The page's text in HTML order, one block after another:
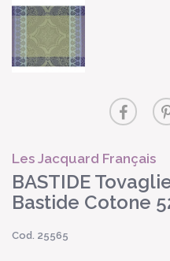
Les Jacquard Français
BASTIDE
Bastide Cotone
Cod. 25565